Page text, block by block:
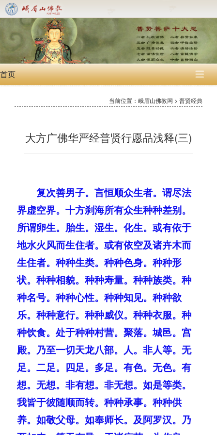
首页 
当前位置：峨眉山佛教网 > 普贤经典
大方广佛华严经普贤行愿品浅释(三)
复次善男子。言恒顺众生者。谓尽法
界虚空界。十方刹海所有众生种种差别。
所谓卵生。胎生。湿生。化生。或有依于
地水火风而生住者。或有依空及诸卉木而
生住者。种种生类。种种色身。种种形
状。种种相貌。种种寿量。种种族类。种
种名号。种种心性。种种知见。种种欲
乐。种种意行。种种威仪。种种衣服。种
种饮食。处于种种村营。聚落。城邑。宫
殿。乃至一切天龙八部。人。非人等。无
足。二足。四足。多足。有色。无色。有
想。无想。非有想。非无想。如是等类。
我皆于彼随顺而转。种种承事。种种供
养。如敬父母。如奉师长。及阿罗汉。乃